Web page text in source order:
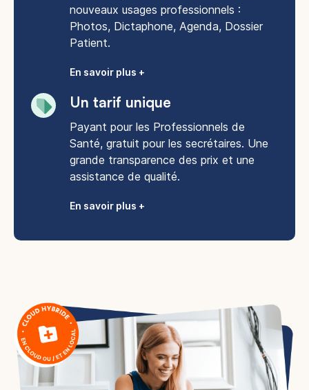
nouveaux usages professionnels :
Photos, Dictaphone, Agenda, Dossier
Patient.
En savoir plus +
Un tarif unique
Payant pour les Professionnels de
Santé, gratuit pour les secrétaires. Une
grande transparence des prix et une
assistance de qualité.
En savoir plus +